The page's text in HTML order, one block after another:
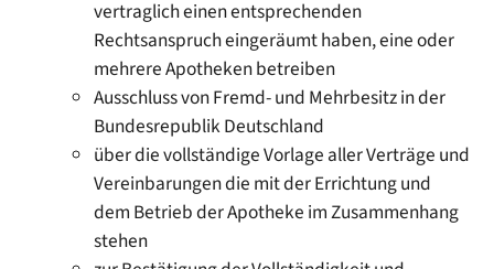
vertraglich einen entsprechenden
Rechtsanspruch eingeräumt haben, eine oder
mehrere Apotheken betreiben
Ausschluss von Fremd- und Mehrbesitz in der
Bundesrepublik Deutschland
über die vollständige Vorlage aller Verträge und
Vereinbarungen die mit der Errichtung und
dem Betrieb der Apotheke im Zusammenhang
stehen